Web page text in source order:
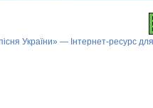
України» — Інтернет-ресурс